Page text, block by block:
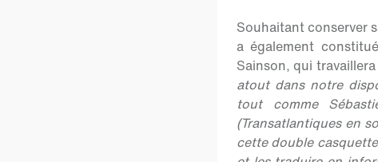
Souhaitant conserver
a également
Sainson, qui
atout dans notre
tout comme
(Transatlantiques en
cette double